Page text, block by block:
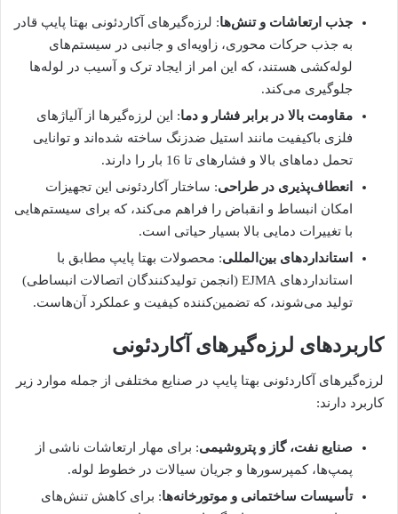
جذب ارتعاشات و تنش‌ها: لرزه‌گیرهای آکاردئونی بهتا پایپ قادر
به جذب حرکات محوری، زاویه‌ای و جانبی در سیستم‌های
لوله‌کشی هستند، که این امر از ایجاد ترک و آسیب در لوله‌ها
جلوگیری می‌کند.
مقاومت بالا در برابر فشار و دما: این لرزه‌گیرها از آلیاژهای
فلزی باکیفیت مانند استیل ضدزنگ ساخته شده‌اند و توانایی
تحمل دماهای بالا و فشارهای تا 16 بار را دارند.
انعطاف‌پذیری در طراحی: ساختار آکاردئونی این تجهیزات
امکان انبساط و انقباض را فراهم می‌کند، که برای سیستم‌هایی
با تغییرات دمایی بالا بسیار حیاتی است.
استانداردهای بین‌المللی: محصولات بهتا پایپ مطابق با
استانداردهای EJMA (انجمن تولیدکنندگان اتصالات انبساطی)
تولید می‌شوند، که تضمین‌کننده کیفیت و عملکرد آن‌هاست.
کاربردهای لرزه‌گیرهای آکاردئونی
لرزه‌گیرهای آکاردئونی بهتا پایپ در صنایع مختلفی از جمله موارد زیر
کاربرد دارند:
صنایع نفت، گاز و پتروشیمی: برای مهار ارتعاشات ناشی از
پمپ‌ها، کمپرسورها و جریان سیالات در خطوط لوله.
تأسیسات ساختمانی و موتورخانه‌ها: برای کاهش تنش‌های